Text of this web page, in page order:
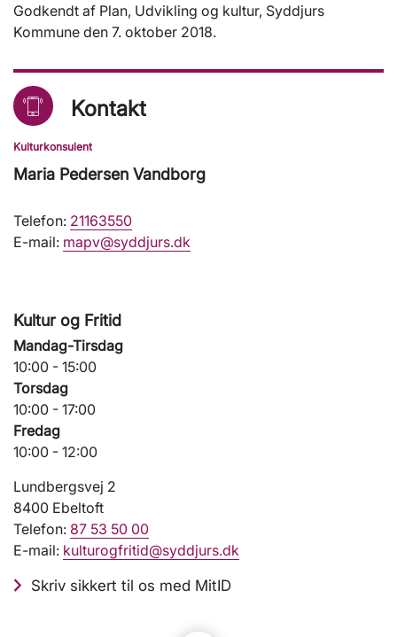
Godkendt af Plan, Udvikling og kultur, Syddjurs
Kommune den 7. oktober 2018.
Kontakt
Kulturkonsulent
Maria Pedersen Vandborg
Telefon: 21163550
E-mail: mapv@syddjurs.dk
Kultur og Fritid
Mandag-Tirsdag
10:00 - 15:00
Torsdag
10:00 - 17:00
Fredag
10:00 - 12:00
Lundbergsvej 2
8400 Ebeltoft
Telefon: 87 53 50 00
E-mail: kulturogfritid@syddjurs.dk
Skriv sikkert til os med MitID